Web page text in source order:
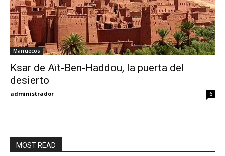
Marruecos
Ksar de Aït-Ben-Haddou, la puerta del
desierto
administrador 6
MOST READ